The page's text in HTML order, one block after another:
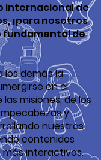
internacional de
¡para nosotros
fundamental de
los demás la
en el
misiones, de los
y
nuestras
contenidos
interactivos.